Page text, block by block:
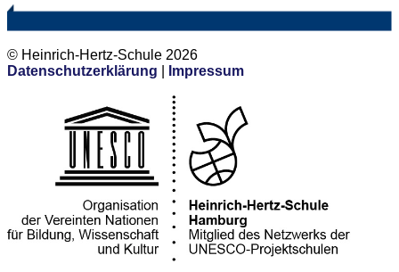
© Heinrich-Hertz-Schule 2026
Datenschutzerklärung
Impressum